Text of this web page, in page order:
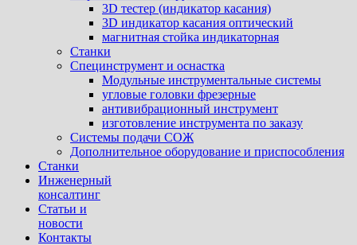
3D тестер (индикатор касания)
3D индикатор касания оптический
магнитная стойка индикаторная
Станки
Специнструмент и оснастка
Модульные инструментальные системы
угловые головки фрезерные
антивибрационный инструмент
изготовление инструмента по заказу
Системы подачи СОЖ
Дополнительное оборудование и приспособления
Станки
Инженерный
консалтинг
Статьи и
новости
Контакты